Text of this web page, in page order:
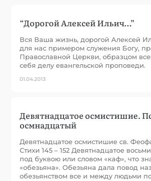
“Дорогой Алексей Ильич…”
Вся Ваша жизнь, дорогой Алексей
для нас примером служения Богу,
Православной Церкви, образцом
себя делу евангельской проповеди.
01.04.2013
Девятнадцатое осмистишие.
осмнадцатый
Девятнадцатое осмистишие св.
Стихи 145 – 152 Девятнадцатое
под буквою или словом «каф», что
«обезьяна». Обезьяна дала повод
обезьянством все и между людьми